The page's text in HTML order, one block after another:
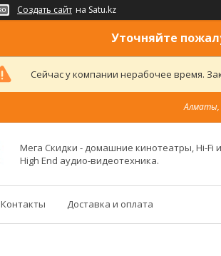
Создать сайт на Satu.kz
Уточняйте
Сейчас у компании нерабочее время.
Алматы,
Мега Скидки - домашние кинотеатры, Hi-Fi и
High End аудио-видеотехника.
Контакты Доставка и оплата